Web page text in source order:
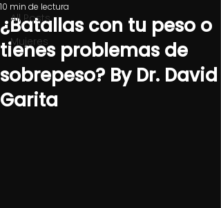
All Posts
Mujeres
¿Batallas con tu peso o
tienes problemas de
sobrepeso? By Dr. David
Garita
10 min de lectura